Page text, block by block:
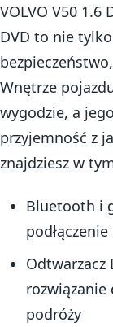
VOLVO V50 1.6
DVD to nie
Wnętrze
wygodzie, a
przyjemność z
znajdziesz w
Bluetooth i
Odtwarzacz
podróży